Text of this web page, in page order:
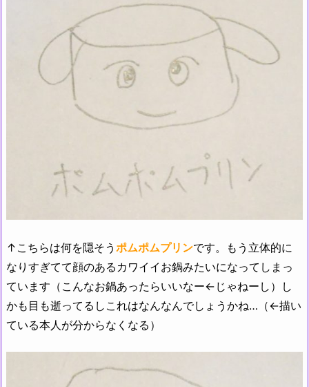
↑こちらは何を隠そう ポムポムプリンです。もう立体的に
なりすぎてて顔のあるカワイイお鍋みたいになってしまっ
ています（こんなお鍋あったらいいなー←じゃねーし）し
かも目も逝ってるしこれはなんなんでしょうかね…（←描い
ている本人が分からなくなる）